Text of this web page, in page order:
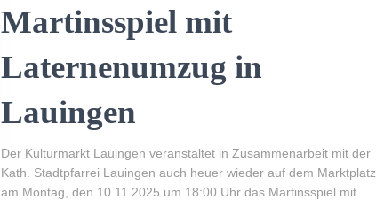
Martinsspiel mit
Laternenumzug in
Lauingen
Der Kulturmarkt Lauingen veranstaltet in Zusammenarbeit mit der
Kath. Stadtpfarrei Lauingen auch heuer wieder auf dem Marktplatz
am Montag, den 10.11.2025 um 18:00 Uhr das Martinsspiel mit